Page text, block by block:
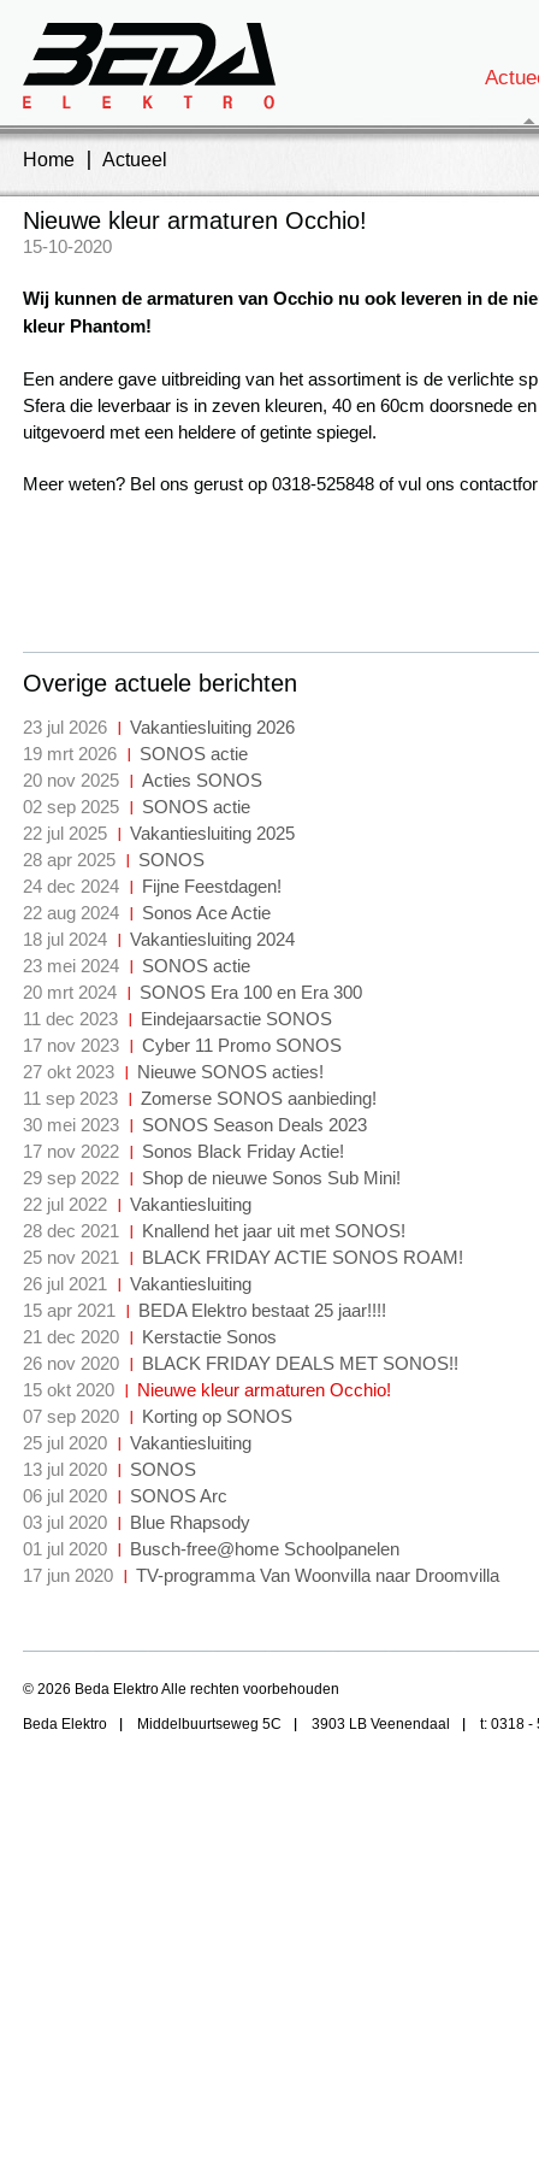
Home Actueel
Nieuwe kleur armaturen Occhio!
15-10-2020
Wij kunnen de armaturen van Occhio nu ook leveren in de
kleur Phantom!
Een andere gave uitbreiding van het assortiment is de verlichte
Sfera die leverbaar is in zeven kleuren, 40 en 60cm doorsnede en
uitgevoerd met een heldere of getinte spiegel.
Meer weten? Bel ons gerust op 0318-525848 of vul ons
Overige actuele berichten
23 jul 2026
Vakantiesluiting 2026
19 mrt 2026
SONOS actie
20 nov 2025
Acties SONOS
02 sep 2025
SONOS actie
22 jul 2025
Vakantiesluiting 2025
28 apr 2025
SONOS
24 dec 2024
Fijne Feestdagen!
22 aug 2024
Sonos Ace Actie
18 jul 2024
Vakantiesluiting 2024
23 mei 2024
SONOS actie
20 mrt 2024
SONOS Era 100 en Era 300
11 dec 2023
Eindejaarsactie SONOS
17 nov 2023
Cyber 11 Promo SONOS
27 okt 2023
Nieuwe SONOS acties!
11 sep 2023
Zomerse SONOS aanbieding!
30 mei 2023
SONOS Season Deals 2023
17 nov 2022
Sonos Black Friday Actie!
29 sep 2022
Shop de nieuwe Sonos Sub Mini!
22 jul 2022
Vakantiesluiting
28 dec 2021
Knallend het jaar uit met SONOS!
25 nov 2021
BLACK FRIDAY ACTIE SONOS ROAM!
26 jul 2021
Vakantiesluiting
15 apr 2021
BEDA Elektro bestaat 25 jaar!!!!
21 dec 2020
Kerstactie Sonos
26 nov 2020
BLACK FRIDAY DEALS MET SONOS!!
15 okt 2020
Nieuwe kleur armaturen Occhio!
07 sep 2020
Korting op SONOS
25 jul 2020
Vakantiesluiting
13 jul 2020
SONOS
06 jul 2020
SONOS Arc
03 jul 2020
Blue Rhapsody
01 jul 2020
Busch-free@home Schoolpanelen
17 jun 2020
TV-programma Van Woonvilla naar Droomvilla
© 2026 Beda Elektro Alle rechten voorbehouden
Beda Elektro Middelbuurtseweg 5C 3903 LB Veenendaal t: 0318 -